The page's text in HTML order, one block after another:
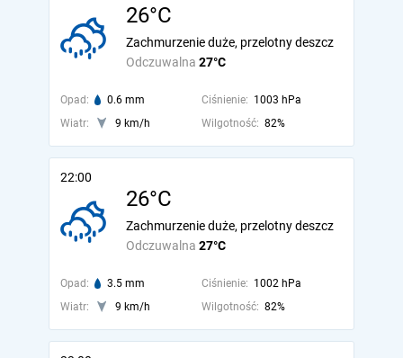
26°C
Odczuwalna 27°C
Zachmurzenie duże, przelotny deszcz
Opad: 0.6 mm Ciśnienie: 1003 hPa
Wiatr:
9 km/h Wilgotność: 82%
22:00
26°C
Odczuwalna 27°C
Zachmurzenie duże, przelotny deszcz
Opad: 3.5 mm Ciśnienie: 1002 hPa
Wiatr:
9 km/h Wilgotność: 82%